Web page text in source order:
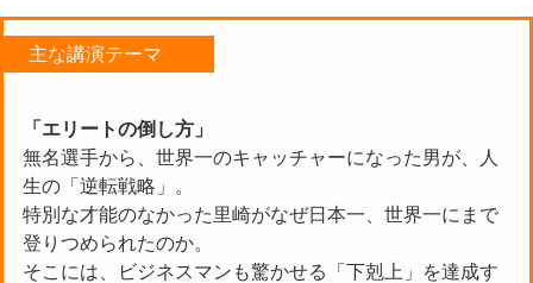
主な講演テーマ
「エリートの倒し方」
無名選手から、世界一のキャッチャーになった男が、人
生の「逆転戦略」。
特別な才能のなかった里崎がなぜ日本一、世界一にまで
登りつめられたのか。
そこには、ビジネスマンも驚かせる「下剋上」を達成す